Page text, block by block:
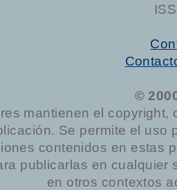
©
mantienen el
Se permite el uso
contenidos en estas
publicarlas en cualquier
en otros contextos